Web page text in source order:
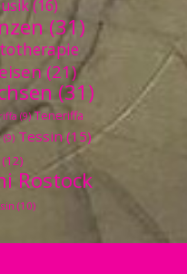
(16)
(31)
(21)
(31)
(9) Teneriffa
(9) Tessin (15)
(12)
Rostock
(10)